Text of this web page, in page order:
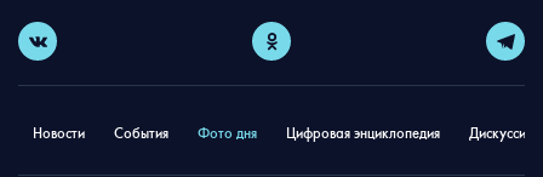
Новости События Фото дня Цифровая энциклопедия